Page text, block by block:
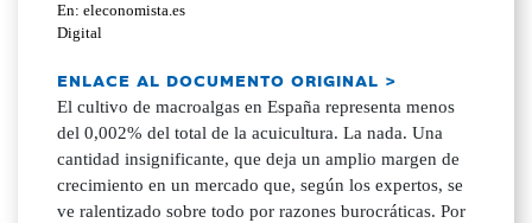
En: eleconomista.es
Digital
ENLACE AL DOCUMENTO ORIGINAL >
El cultivo de macroalgas en España representa menos
del 0,002% del total de la acuicultura. La nada. Una
cantidad insignificante, que deja un amplio margen de
crecimiento en un mercado que, según los expertos, se
ve ralentizado sobre todo por razones burocráticas. Por